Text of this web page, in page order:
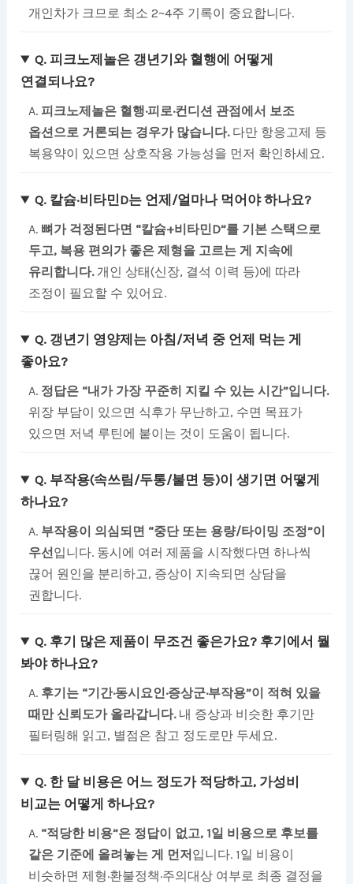
개인차가 크므로 최소 2~4주 기록이 중요합니다.
Q. 피크노제놀은 갱년기와 혈행에 어떻게
연결되나요?
A. 피크노제놀은 혈행·피로·컨디션 관점에서 보조
옵션으로 거론되는 경우가 많습니다.다만 항응고제 등
복용약이 있으면 상호작용 가능성을 먼저 확인하세요.
Q. 칼슘·비타민D는 언제/얼마나 먹어야 하나요?
A. 뼈가 걱정된다면 “칼슘+비타민D”를 기본 스택으로
두고, 복용 편의가 좋은 제형을 고르는 게 지속에
유리합니다.개인 상태(신장, 결석 이력 등)에 따라
조정이 필요할 수 있어요.
Q. 갱년기 영양제는 아침/저녁 중 언제 먹는 게
좋아요?
A. 정답은 “내가 가장 꾸준히 지킬 수 있는 시간”입니다.
위장 부담이 있으면 식후가 무난하고, 수면 목표가
있으면 저녁 루틴에 붙이는 것이 도움이 됩니다.
Q. 부작용(속쓰림/두통/불면 등)이 생기면 어떻게
하나요?
A. 부작용이 의심되면 “중단 또는 용량/타이밍 조정”이
우선입니다. 동시에 여러 제품을 시작했다면 하나씩
끊어 원인을 분리하고, 증상이 지속되면 상담을
권합니다.
Q. 후기 많은 제품이 무조건 좋은가요? 후기에서 뭘
봐야 하나요?
A. 후기는 “기간·동시요인·증상군·부작용”이 적혀 있을
때만 신뢰도가 올라갑니다.내 증상과 비슷한 후기만
필터링해 읽고, 별점은 참고 정도로만 두세요.
Q. 한 달 비용은 어느 정도가 적당하고, 가성비
비교는 어떻게 하나요?
A. “적당한 비용”은 정답이 없고, 1일 비용으로 후보를
같은 기준에 올려놓는 게 먼저입니다. 1일 비용이
비슷하면 제형·환불정책·주의대상 여부로 최종 결정을